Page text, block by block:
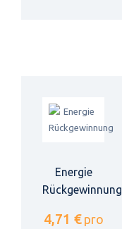
Energie
Rückgewinnung
4,71 € pro